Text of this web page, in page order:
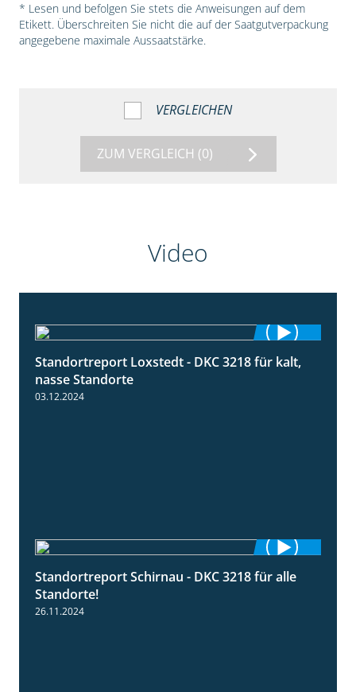
* Lesen und befolgen Sie stets die Anweisungen auf dem
Etikett. Überschreiten Sie nicht die auf der Saatgutverpackung
angegebene maximale Aussaatstärke.
VERGLEICHEN
ZUM VERGLEICH (0)
Video
0:53
Standortreport Loxstedt - DKC 3218 für kalt,
nasse Standorte
03.12.2024
2:02
Standortreport Schirnau - DKC 3218 für alle
Standorte!
26.11.2024